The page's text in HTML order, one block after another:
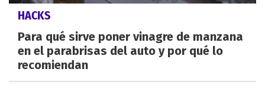
HACKS
Para qué sirve poner vinagre de manzana
en el parabrisas del auto y por qué lo
recomiendan